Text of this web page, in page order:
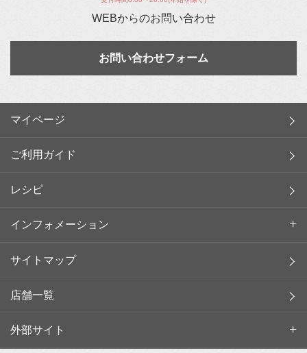
WEBからのお問い合わせ
お問い合わせフォーム
マイページ
ご利用ガイド
レシピ
インフォメーション
サイトマップ
店舗一覧
外部サイト